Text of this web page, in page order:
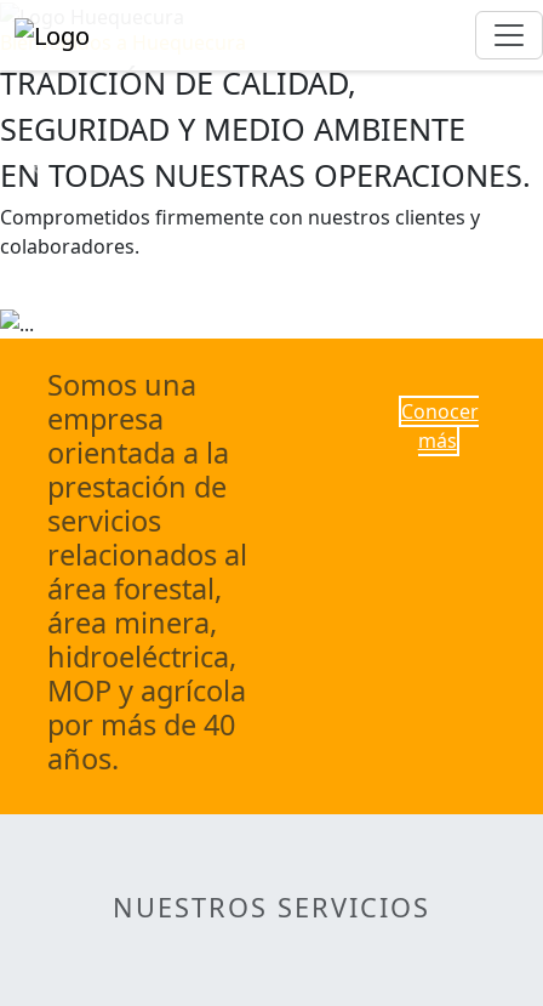
Bienvenidos a Huequecura
TRADICIÓN DE CALIDAD,
SEGURIDAD Y MEDIO AMBIENTE
EN TODAS NUESTRAS OPERACIONES.
Comprometidos firmemente con nuestros clientes y
colaboradores.
Previous Next
Somos una
empresa
orientada a la
prestación de
servicios
relacionados al
área forestal,
área minera,
hidroeléctrica,
MOP y agrícola
por más de 40
años.
Conocer
más
NUESTROS SERVICIOS